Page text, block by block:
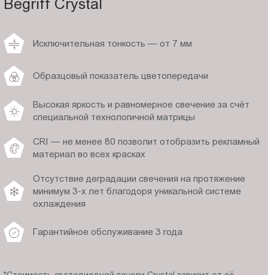
Begriff Crystal
Исключительная тонкость — от 7 мм
Образцовый показатель цветопередачи
Высокая яркость и равномерное свечение за счёт
специальной технологичной матрицы
CRI — не менее 80 позволит отобразить рекламный
материал во всех красках
Отсутствие деградации свечения на протяжение
минимум 3-х лет благодоря уникальной системе
охлаждения
Гарантийное обслуживание 3 года